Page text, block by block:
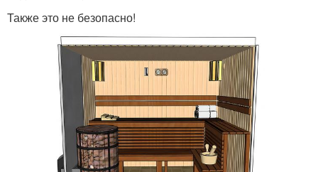
Также это не безопасно!